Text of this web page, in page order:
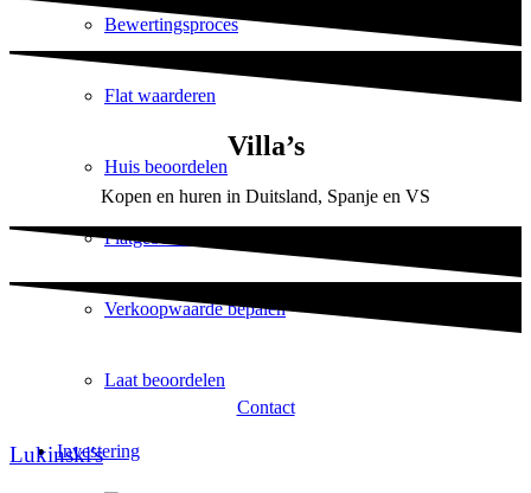
Bewertingsproces
Flat waarderen
Huis beoordelen
Flatgebouw beoordelen
Verkoopwaarde bepalen
Laat beoordelen
Investering
Villa’s
Kopen en huren in Duitsland, Spanje en VS
Contact
Lukinski's